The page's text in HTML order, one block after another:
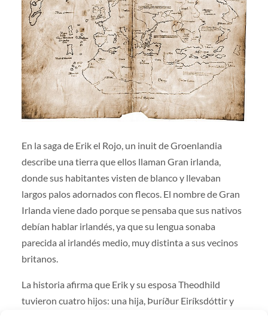
En la saga de Erik el Rojo, un inuit de Groenlandia
describe una tierra que ellos llaman Gran irlanda,
donde sus habitantes visten de blanco y llevaban
largos palos adornados con flecos. El nombre de Gran
Irlanda viene dado porque se pensaba que sus nativos
debían hablar irlandés, ya que su lengua sonaba
parecida al irlandés medio, muy distinta a sus vecinos
britanos.
La historia afirma que Erik y su esposa Theodhild
tuvieron cuatro hijos: una hija, Þuríður Eiríksdóttir y